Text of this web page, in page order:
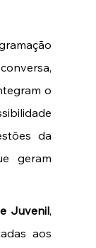
o
da
geram
Juvenil,